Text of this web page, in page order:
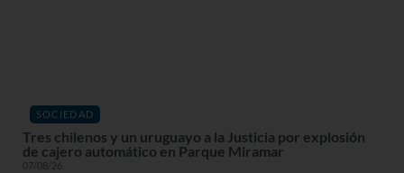
SOCIEDAD
Tres chilenos y un uruguayo a la Justicia por explosión
de cajero automático en Parque Miramar
07/08/26